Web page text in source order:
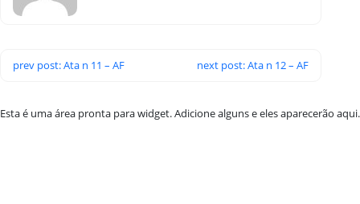
prev post: Ata n 11 – AF next post: Ata n 12 – AF
Esta é uma área pronta para widget. Adicione alguns e eles aparecerão aqui.